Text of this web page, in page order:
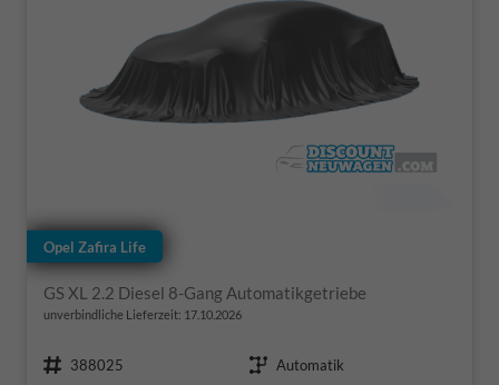
Opel Zafira Life
GS XL 2.2 Diesel 8-Gang Automatikgetriebe
unverbindliche Lieferzeit: 17.10.2026
Fahrzeugnr. 388025 Getriebe Automatik